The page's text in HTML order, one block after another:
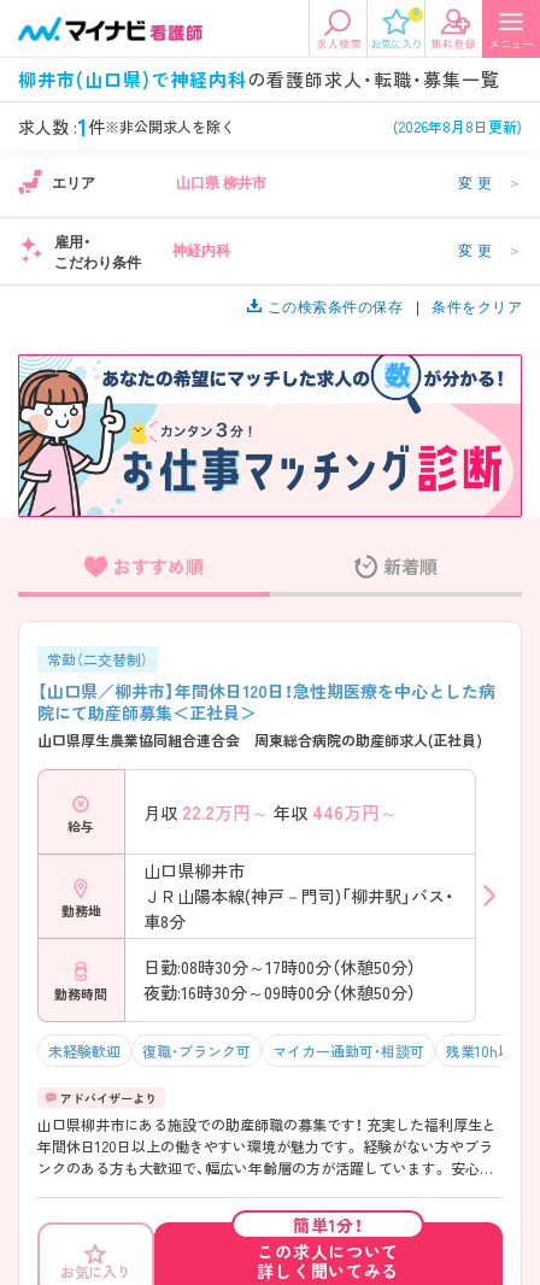
0
柳井市(山口県)で神経内科の看護師求人・転職・募集一覧
求人数 :1件※非公開求人を除く (2026年8月8日更新)
エリアから探す
エリアから探す 駅・路線から探す
関東
東海 関西
北海道・東北 中国・四国
九州・沖縄
希望の求人条件を選択
条件項目の選択に戻る
看護師、准看護師など 常勤、夜勤なし可など
施設形態 担当業務
病棟、外来など
診察科目
美容外科、
循環器内科など
こだわり条件
未経験歓迎、
年収
年収500万円以上など
雇用形態
正社員、契約社員など
フリーワード検索
エリア 山口県 柳井市 変更 ＞
雇用・
こだわり条件
神経内科 変更 ＞
この検索条件の保存 条件をクリア
おすすめ順 新着順
常勤（二交替制）
【山口県／柳井市】年間休日120日！急性期医療を中心とした病
院にて助産師募集＜正社員＞
山口県厚生農業協同組合連合会 周東総合病院の助産師求人(正社員)
給与
月収 22.2万円～ 年収 446万円～
勤務地
山口県柳井市
ＪＲ山陽本線(神戸－門司)「柳井駅」バス・
車8分
勤務時間
日勤:08時30分～17時00分（休憩50分）
夜勤:16時30分～09時00分（休憩50分）
未経験歓迎 復職・ブランク可 マイカー通勤可・相談可 残業10h以下（
山口県柳井市にある施設での助産師職の募集です！ 充実した福利厚生と
年間休日120日以上の働きやすい環境が魅力です。 経験がない方やブラ
ンクのある方も大歓迎で、幅広い年齢層の方が活躍しています。 安心し
フスタイルに合わせた働き方が可能です。 ご興味がある方は、ご面接の
ポイントをお伝えしますので、お気軽にお問い合わせください。
お気に入り
簡単1分！
この求人について
詳しく聞いてみる